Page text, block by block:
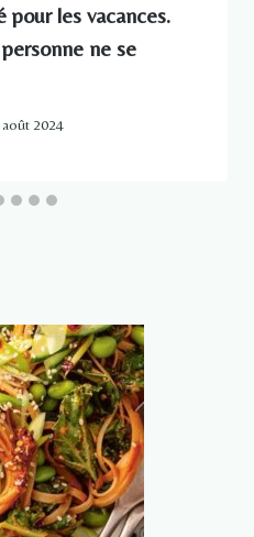
les vacances.
ne se
août 2024